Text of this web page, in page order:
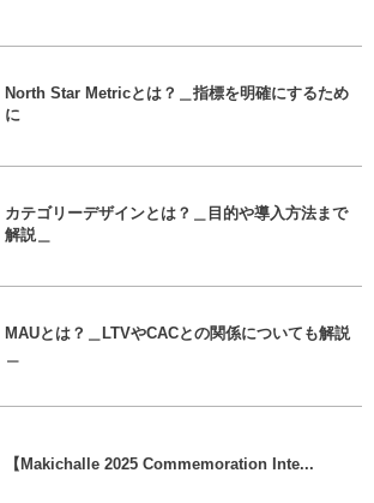
North Star Metricとは？＿指標を明確にするため
に
カテゴリーデザインとは？＿目的や導入方法まで
解説＿
MAUとは？＿LTVやCACとの関係についても解説
【Makichalle 2025 Commemoration Inte...